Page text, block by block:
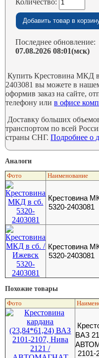
Количество:
Последнее обновление:
07.08.2026 08:01(мск)
Купить Крестовина МКД в
2403081 вы можете в
оформив заказ на сайте,
телефону илив офисе
Доставку больших
транспортом по всей
страны СНГ.Подробнее о
Аналоги
Фото Наименование
Крестовина
5320-2403081
Крестовина
5320-2403081
Похожие товары
Фото
ВАЗ
2101-